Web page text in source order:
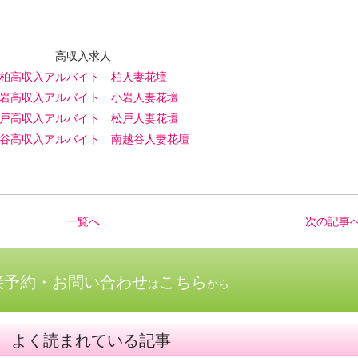
高収入求人
柏高収入アルバイト 柏人妻花壇
高収入アルバイト 小岩人妻花壇
高収入アルバイト 松戸人妻花壇
高収入アルバイト 南越谷人妻花壇
一覧へ 次の記事
予約・お問い合わせはこちらから
よく読まれている記事